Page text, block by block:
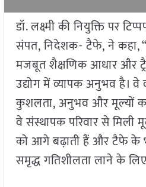
डॉ. लक्ष्मी की नियुक्ति पर
संपत, निदेशक- टैफे, ने कहा,
मजबूत शैक्षणिक आधार और
उद्योग में व्यापक अनुभव है। वे
कुशलता, अनुभव और मूल्यों
वे संस्थापक परिवार से मिली
को आगे बढ़ाती हैं और टैफे के
समृद्ध गतिशीलता लाने के